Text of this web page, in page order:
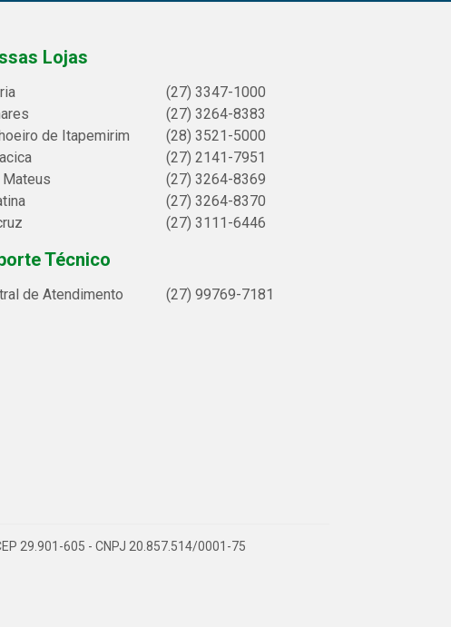
Lojas
(27) 3347-1000
(27) 3264-8383
de Itapemirim
(28) 3521-5000
(27) 2141-7951
Mateus
(27) 3264-8369
(27) 3264-8370
(27) 3111-6446
Técnico
de Atendimento (27) 99769-7181
29.901-605 - CNPJ 20.857.514/0001-75